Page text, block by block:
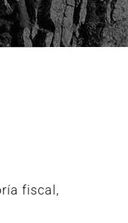
fiscal,